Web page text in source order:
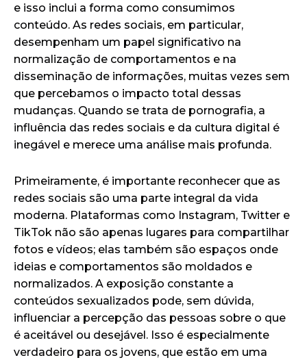
e isso inclui a forma como consumimos
conteúdo. As redes sociais, em particular,
desempenham um papel significativo na
normalização de comportamentos e na
disseminação de informações, muitas vezes sem
que percebamos o impacto total dessas
mudanças. Quando se trata de pornografia, a
influência das redes sociais e da cultura digital é
inegável e merece uma análise mais profunda.
Primeiramente, é importante reconhecer que as
redes sociais são uma parte integral da vida
moderna. Plataformas como Instagram, Twitter e
TikTok não são apenas lugares para compartilhar
fotos e vídeos; elas também são espaços onde
ideias e comportamentos são moldados e
normalizados. A exposição constante a
conteúdos sexualizados pode, sem dúvida,
influenciar a percepção das pessoas sobre o que
é aceitável ou desejável. Isso é especialmente
verdadeiro para os jovens, que estão em uma